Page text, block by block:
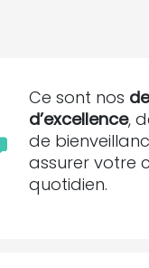
Ce sont nos
d’excellence,
de
assurer votre
quotidien.